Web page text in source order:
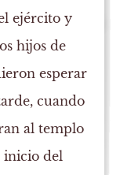
ejército y
hijos de
esperar
cuando
al templo
inicio del